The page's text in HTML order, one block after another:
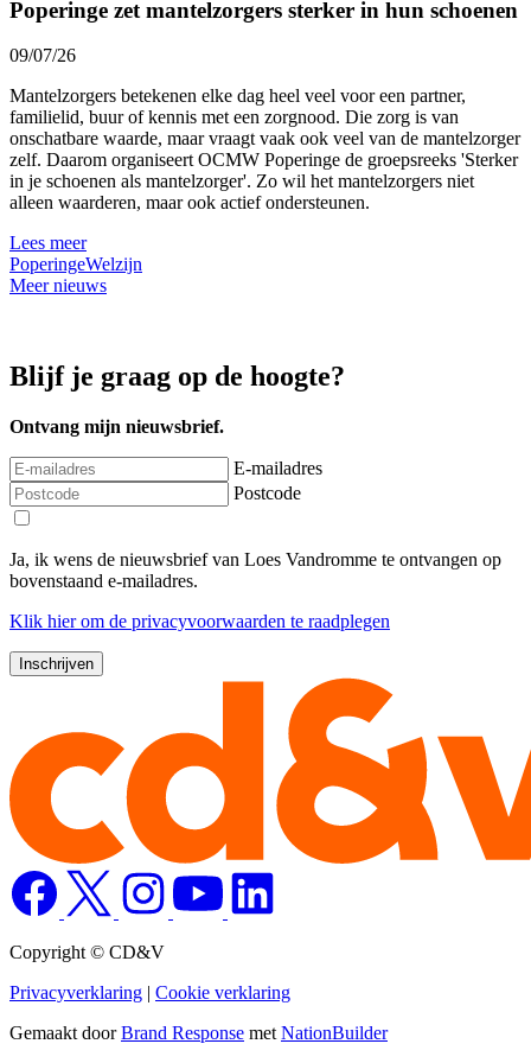
Poperinge zet mantelzorgers sterker in hun schoenen
09/07/26
Mantelzorgers betekenen elke dag heel veel voor een partner,
familielid, buur of kennis met een zorgnood. Die zorg is van
onschatbare waarde, maar vraagt vaak ook veel van de mantelzorger
zelf. Daarom organiseert OCMW Poperinge de groepsreeks 'Sterker
in je schoenen als mantelzorger'. Zo wil het mantelzorgers niet
alleen waarderen, maar ook actief ondersteunen.
Lees meer
PoperingeWelzijn
Meer nieuws
Blijf je graag op de hoogte?
Ontvang mijn nieuwsbrief.
E-mailadres
Postcode
Ja, ik wens de nieuwsbrief van Loes Vandromme te ontvangen op
bovenstaand e-mailadres.
Klik hierom de privacyvoorwaarden te raadplegen
Copyright © CD&V
Privacyverklaring | Cookie verklaring
Gemaakt doorBrand Response met NationBuilder